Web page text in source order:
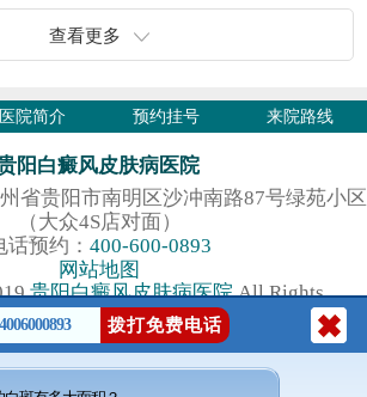
查看更多
医院简介 预约挂号 来院路线
阳白癜风皮肤病医院
省贵阳市南明区沙冲南路87号绿苑小区
（大众4S店对面）
话预约： 400-600-0893
网站地图
贵阳白癜风皮肤病医院All Rights
Reserved.
4006000893 拨打免费电话